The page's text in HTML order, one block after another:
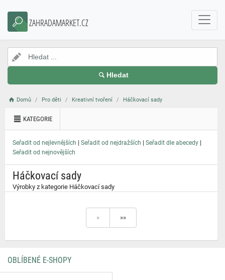
ZAHRADAMARKET.CZ
Hledat
Domů Pro děti Kreativní tvoření Háčkovací sady
KATEGORIE
Seřadit od nejlevnějších | Seřadit od nejdražších | Seřadit dle abecedy |
Seřadit od nejnovějších
Háčkovací sady
Výrobky z kategorie Háčkovací sady
» »»
OBLÍBENÉ E-SHOPY